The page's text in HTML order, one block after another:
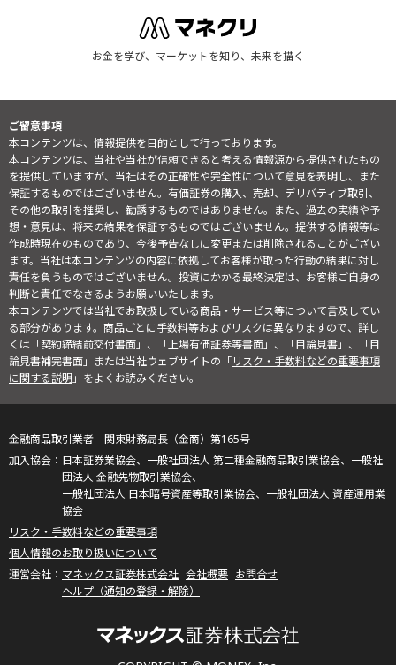
お金を学び、マーケットを知り、未来を描く
ご留意事項
本コンテンツは、情報提供を目的として行っております。
本コンテンツは、当社や当社が信頼できると考える情報源から提供されたもの
を提供していますが、当社はその正確性や完全性について意見を表明し、また
保証するものではございません。有価証券の購入、売却、デリバティブ取引、
その他の取引を推奨し、勧誘するものではありません。また、過去の実績や予
想・意見は、将来の結果を保証するものではございません。提供する情報等は
作成時現在のものであり、今後予告なしに変更または削除されることがござい
ます。当社は本コンテンツの内容に依拠してお客様が取った行動の結果に対し
責任を負うものではございません。投資にかかる最終決定は、お客様ご自身の
判断と責任でなさるようお願いいたします。
本コンテンツでは当社でお取扱している商品・サービス等について言及してい
る部分があります。商品ごとに手数料等およびリスクは異なりますので、詳し
くは「契約締結前交付書面」、「上場有価証券等書面」、「目論見書」、「目
論見書補完書面」または当社ウェブサイトの「リスク・手数料などの重要事項
に関する説明」をよくお読みください。
金融商品取引業者 関東財務局長（金商）第165号
日本証券業協会、一般社団法人 第二種金融商品取引業協会、一般社
団法人 金融先物取引業協会、
一般社団法人 日本暗号資産等取引業協会、一般社団法人 資産運用業
協会
リスク・手数料などの重要事項
個人情報のお取り扱いについて
マネックス証券株式会社 会社概要 お問合せ
ヘルプ（通知の登録・解除）